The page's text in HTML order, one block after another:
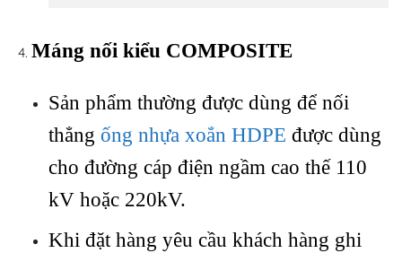
Máng nối kiểu COMPOSITE
Sản phẩm thường được dùng để nối
thẳng ống nhựa xoắn HDPE được dùng
cho đường cáp điện ngầm cao thế 110
kV hoặc 220kV.
Khi đặt hàng yêu cầu khách hàng ghi